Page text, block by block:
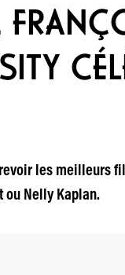
revoir les meilleurs
ou Nelly Kaplan.